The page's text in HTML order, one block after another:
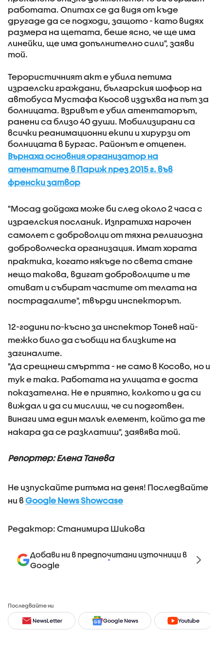
работата. Опитах се да видя от къде
другаде да се подходи, защото - като видях
размера на щетата, беше ясно, че ще има
линейки, ще има допълнително сили", заяви
той.
Терористичният акт е убила петима
израелски граждани, българския шофьор на
автобуса Мустафа Кьосов издъхва на път за
болницата. Взривът е убил атентаторът,
ранени са близо 40 души. Мобилизирани са
всички реанимационни екипи и хирурзи от
болницата в Бургас. Районът е отцепен.
Върнаха основния организатор на
атентатите в Париж през 2015 г. във
френски затвор
"Мосад дойдоха може би след около 2 часа с
израелския посланик. Изпратиха нарочен
самолет с доброволци от тяхна религиозна
доброволческа организация. Имат хората
практика, когато някъде по света стане
нещо такова, вдигат доброволците и те
отиват и събират частите от телата на
пострадалите", твърди инспекторът.
12-години по-късно за инспектор Тонев най-
тежко било да съобщи на близките на
загиналите.
"Да срещнеш смъртта - не само в Косово, но и
тук е така. Работата на улицата е доста
показателна. Не е приятно, колкото и да си
виждал и да си мислиш, че си подготвен.
Винаги има един малък елемент, който да те
накара да се разклатиш", заявява той.
Репортер: Елена Танева
Не изпускайте ритъма на деня! Последвайте
ни в Google News Showcase
Редактор: Станимира Шикова
Добави ни в предпочитани източници в
Google
Последвайте ни
NewsLetter Google News Youtube